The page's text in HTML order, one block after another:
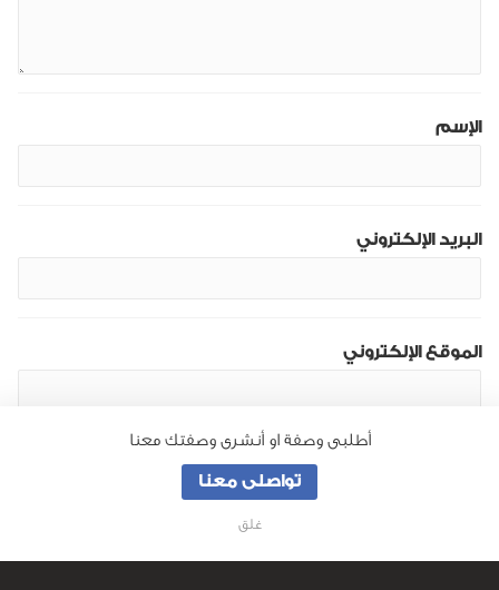
أطلبى وصفة او أنشرى وصفتك معنا
تواصلى معنا
غلق
الإسم
البريد الإلكتروني
الموقع الإلكتروني